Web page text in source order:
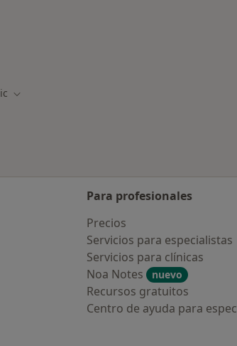
Cambiar de ciudad
Para profesionales
Precios
Servicios para especialistas
Servicios para clínicas
Noa Notes
nuevo
Recursos gratuitos
Centro de ayuda para